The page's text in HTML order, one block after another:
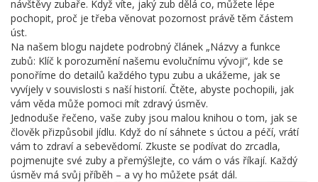
návštěvy zubaře. Když víte, jaký zub dělá co, můžete lépe
pochopit, proč je třeba věnovat pozornost právě těm částem
úst.
Na našem blogu najdete podrobný článek „Názvy a funkce
zubů: Klíč k porozumění našemu evolučnímu vývoji“, kde se
ponoříme do detailů každého typu zubu a ukážeme, jak se
vyvíjely v souvislosti s naší historií. Čtěte, abyste pochopili, jak
vám věda může pomoci mít zdravý úsměv.
Jednoduše řečeno, vaše zuby jsou malou knihou o tom, jak se
člověk přizpůsobil jídlu. Když do ní sáhnete s úctou a péčí, vrátí
vám to zdraví a sebevědomí. Zkuste se podívat do zrcadla,
pojmenujte své zuby a přemýšlejte, co vám o vás říkají. Každý
úsměv má svůj příběh – a vy ho můžete psát dál.